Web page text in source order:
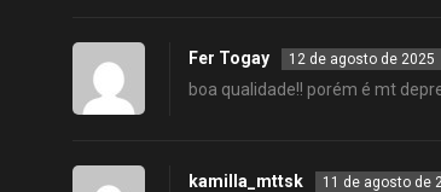
Fer Togay 12 de agosto de 2025
boa qualidade!! porém é mt
kamilla_mttsk 11 de agosto de